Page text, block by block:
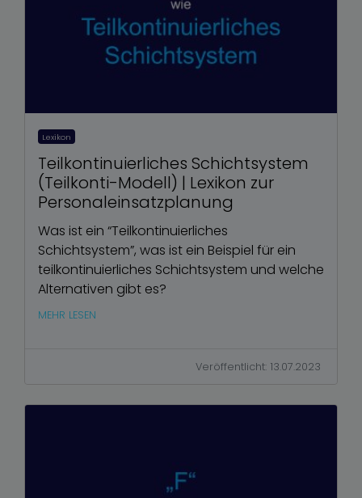
Lexikon
Teilkontinuierliches Schichtsystem
(Teilkonti-Modell) | Lexikon zur
Personaleinsatzplanung
Was ist ein “Teilkontinuierliches
Schichtsystem”, was ist ein Beispiel für ein
teilkontinuierliches Schichtsystem und welche
Alternativen gibt es?
MEHR LESEN
Veröffentlicht: 13.07.2023